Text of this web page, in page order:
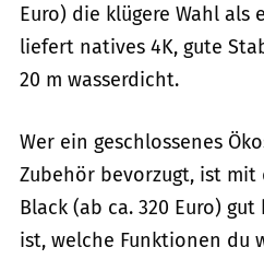
Euro) die klügere Wahl als
liefert natives 4K, gute
20 m wasserdicht.
Wer ein geschlossenes
Zubehör bevorzugt, ist mit
Black (ab ca. 320 Euro)
ist, welche Funktionen du